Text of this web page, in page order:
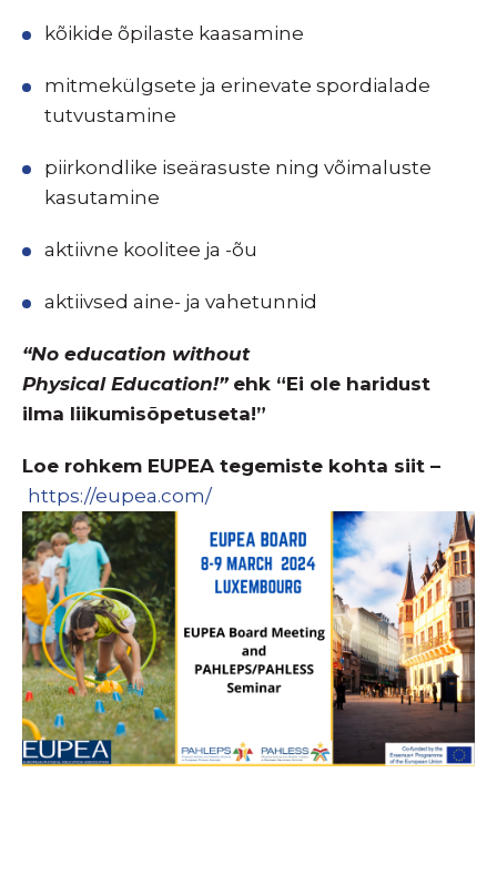
kõikide õpilaste kaasamine
mitmekülgsete ja erinevate spordialade
tutvustamine
piirkondlike iseärasuste ning võimaluste
kasutamine
aktiivne koolitee ja -õu
aktiivsed aine- ja vahetunnid
“No education without
Physical Education!” ehk “Ei ole haridust
ilma liikumisõpetuseta!”
Loe rohkem EUPEA tegemiste kohta siit –
https://eupea.com/